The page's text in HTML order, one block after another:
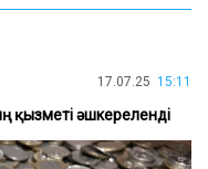
17.07.25 15:11
қызметі әшкереленді